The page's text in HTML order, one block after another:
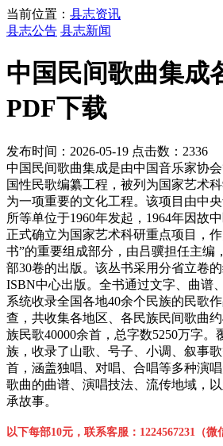
当前位置： 县志资讯
县志公告 县志新闻
中国民间歌曲集成
PDF下载
发布时间：2026-05-19 点击数：2336
中国民间歌曲集成是由中国音乐家协
国性民歌编纂工程，被列为国家艺术
为一项重要的文化工程。该项目由中
所等单位于1960年发起，1964年因故
正式确立为国家艺术科研重点项目，
书”的重要组成部分，由吕骥担任主编
部30卷的出版。该丛书采用分省立卷
ISBN中心出版。全书通过文字、曲谱
系统收录全国各地40余个民族的民歌
查，共收集各地区、各民族民间歌曲
族民歌40000余首，总字数5250万字。
族，收录了山歌、号子、小调、叙事
首，涵盖独唱、对唱、合唱等多种演
歌曲的曲谱、演唱技法、流传地域，
承故事。
以下每部10元，联系客服：1224567231（微